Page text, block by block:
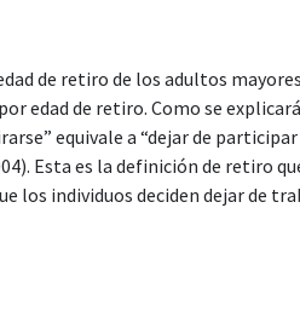
de retiro de los adultos mayores
edad de retiro. Como se
equivale a “dejar de
Esta es la definición de retiro
los individuos deciden dejar de